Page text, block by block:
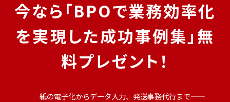
今なら「BPOで業務効率化
を実現した成功事例集」無
料プレゼント！
紙の電子化からデータ入力、発送事務代行まで――